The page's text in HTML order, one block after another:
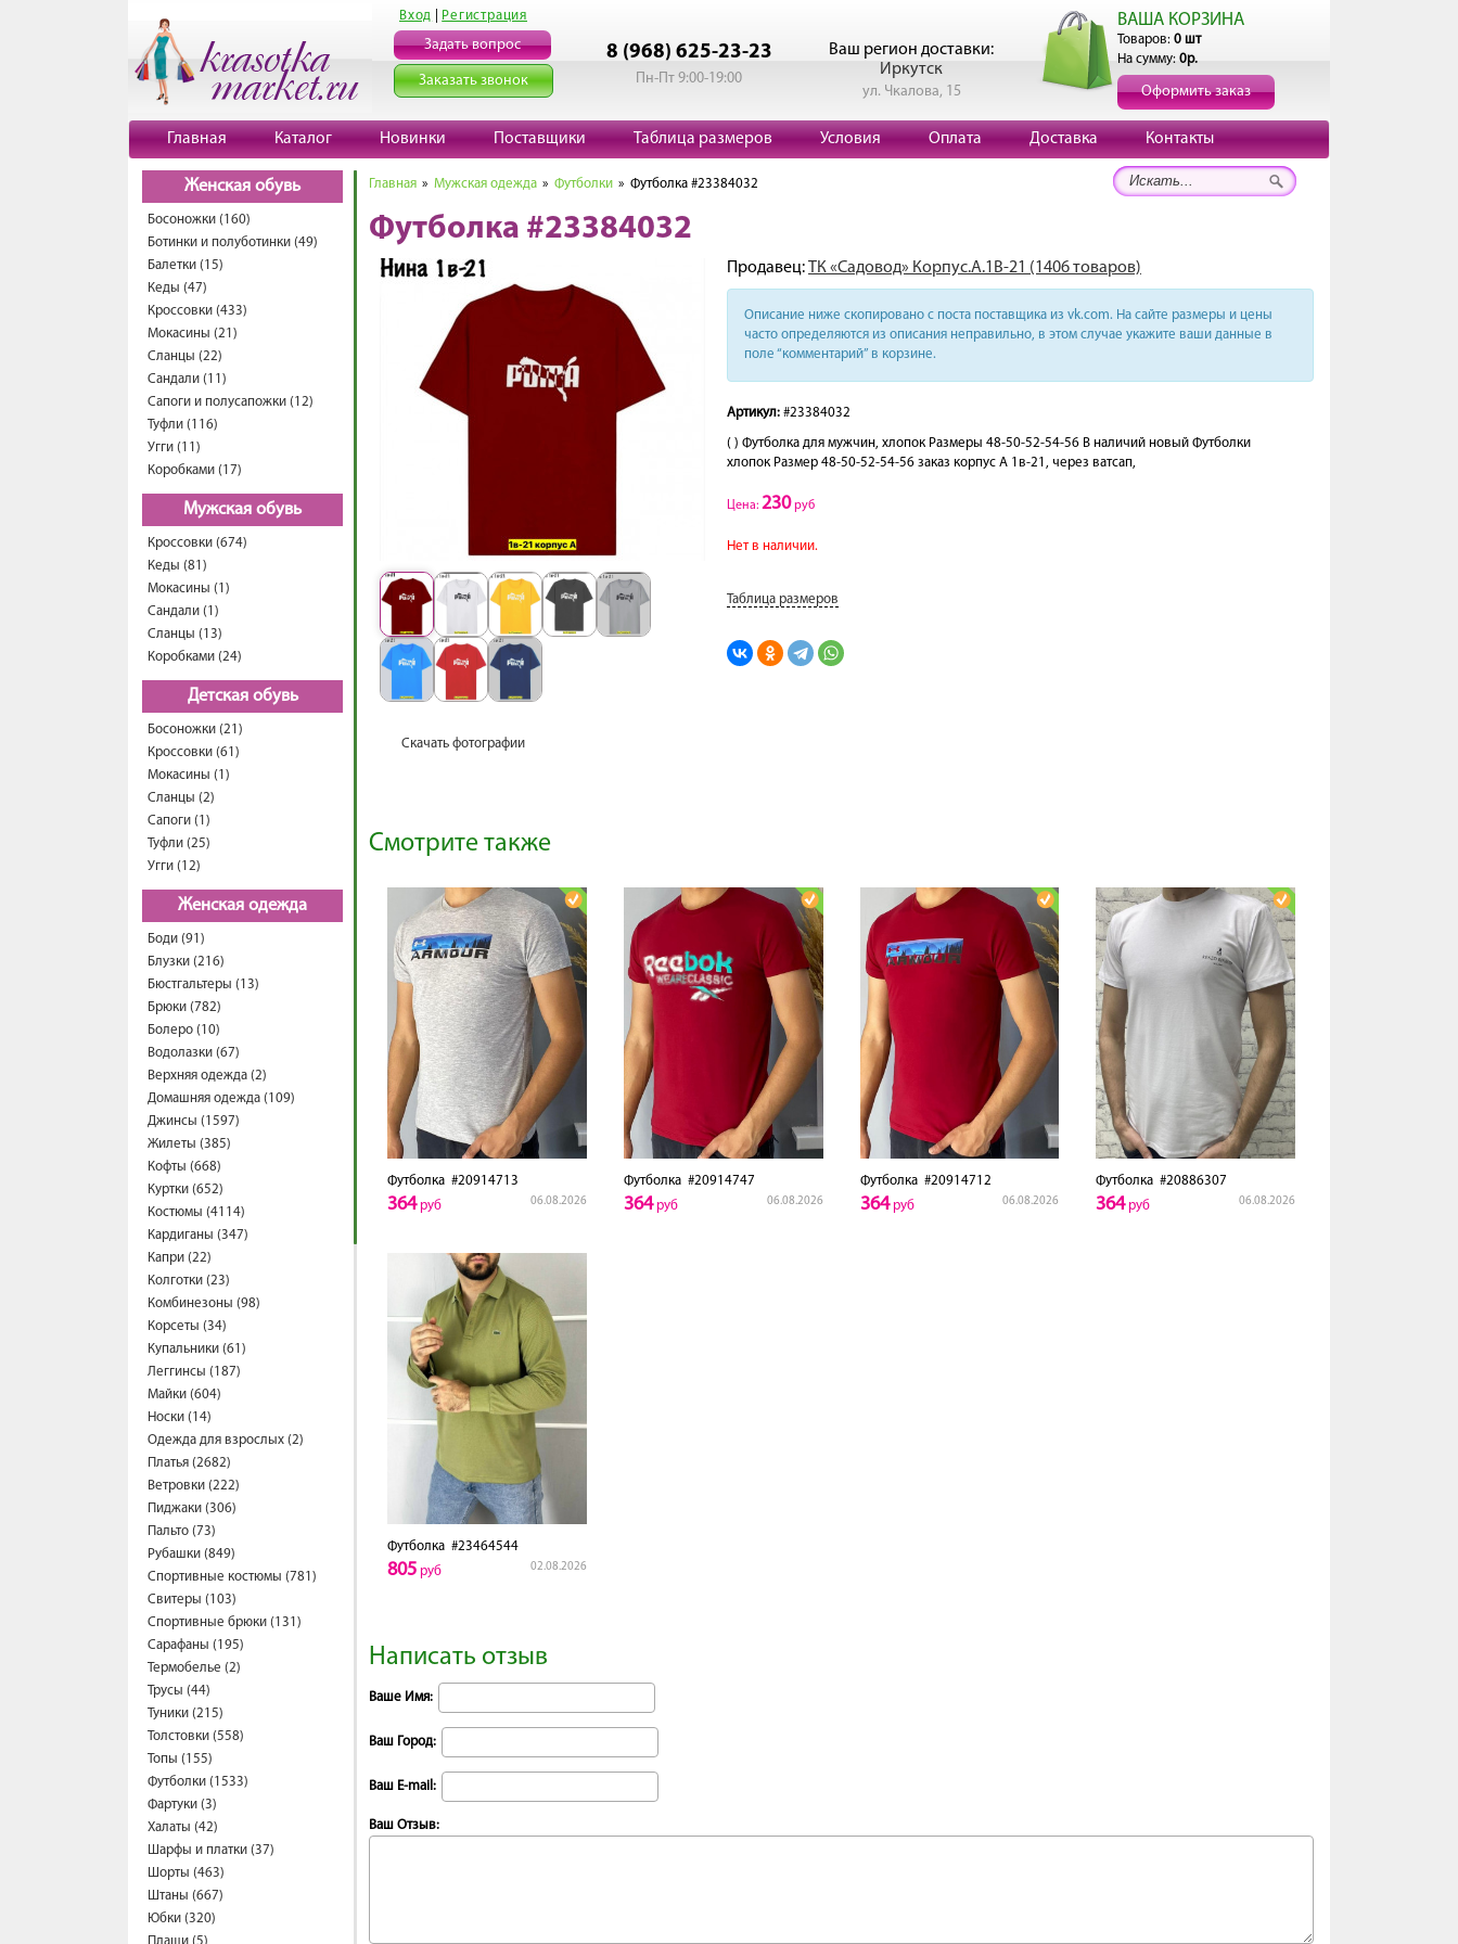
Вход Регистрация
Задать вопрос
Заказать звонок
8 (968) 625-23-23
Пн-Пт 9:00-19:00
Ваш регион доставки:
Иркутск
ул. Чкалова, 15
ВАША КОРЗИНА
Товаров: 0 шт
На сумму: 0р.
Оформить заказ
Главная Каталог Новинки Поставщики Таблица размеров Условия Оплата Доставка Контакты
Женская обувь
Босоножки (160)
Ботинки и полуботинки (49)
Балетки (15)
Кеды (47)
Кроссовки (433)
Мокасины (21)
Сланцы (22)
Сандали (11)
Сапоги и полусапожки (12)
Туфли (116)
Угги (11)
Коробками (17)
Мужская обувь
Кроссовки (674)
Кеды (81)
Мокасины (1)
Сандали (1)
Сланцы (13)
Коробками (24)
Детская обувь
Босоножки (21)
Кроссовки (61)
Мокасины (1)
Сланцы (2)
Сапоги (1)
Туфли (25)
Угги (12)
Женская одежда
Боди (91)
Блузки (216)
Бюстгальтеры (13)
Брюки (782)
Болеро (10)
Водолазки (67)
Верхняя одежда (2)
Домашняя одежда (109)
Джинсы (1597)
Жилеты (385)
Кофты (668)
Куртки (652)
Костюмы (4114)
Кардиганы (347)
Капри (22)
Колготки (23)
Комбинезоны (98)
Корсеты (34)
Купальники (61)
Леггинсы (187)
Майки (604)
Носки (14)
Одежда для взрослых (2)
Платья (2682)
Ветровки (222)
Пиджаки (306)
Пальто (73)
Рубашки (849)
Спортивные костюмы (781)
Свитеры (103)
Спортивные брюки (131)
Сарафаны (195)
Термобелье (2)
Трусы (44)
Туники (215)
Толстовки (558)
Топы (155)
Футболки (1533)
Фартуки (3)
Халаты (42)
Шарфы и платки (37)
Шорты (463)
Штаны (667)
Юбки (320)
Главная » Мужская одежда » Футболки » Футболка #23384032
Футболка #23384032
Скачать фотографии
Продавец:ТК «Садовод» Корпус.А.1В-21 (1406 товаров)
Описание ниже скопировано с поста поставщика из vk.com. На сайте размеры и цены
часто определяются из описания неправильно, в этом случае укажите ваши данные в
поле “комментарий” в корзине.
Артикул: #23384032
( ) Футболка для мужчин, хлопок Размеры 48-50-52-54-56 В наличий новый Футболки
хлопок Размер 48-50-52-54-56 заказ корпус А 1в-21, через ватсап,
Цена: 230руб
Нет в наличии.
Таблица размеров
Смотрите также
Футболка #20914713
06.08.2026
364руб
Футболка#20914747
06.08.2026
364руб
Футболка#20914712
06.08.2026
364руб
Футболка #20886307
06.08.2026
364руб
Футболка #23464544
02.08.2026
805 руб
Написать отзыв
Ваше Имя:
Ваш Город:
Ваш E-mail:
Ваш Отзыв: